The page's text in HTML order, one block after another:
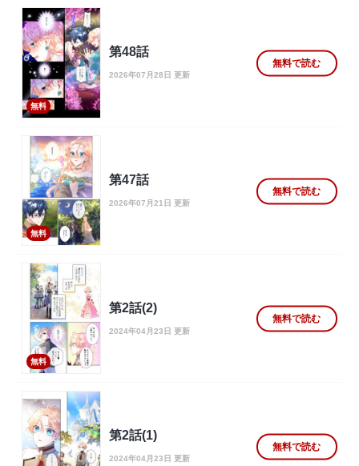
無料
第48話
2026年07月28日 更新
無料で読む
無料
第47話
2026年07月21日 更新
無料で読む
無料
第2話(2)
2024年04月23日 更新
無料で読む
第2話(1)
2024年04月23日 更新
無料で読む